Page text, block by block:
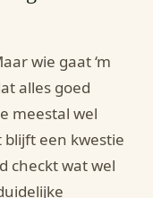
wie gaat ‘m
alles goed
meestal wel
een kwestie
checkt wat wel